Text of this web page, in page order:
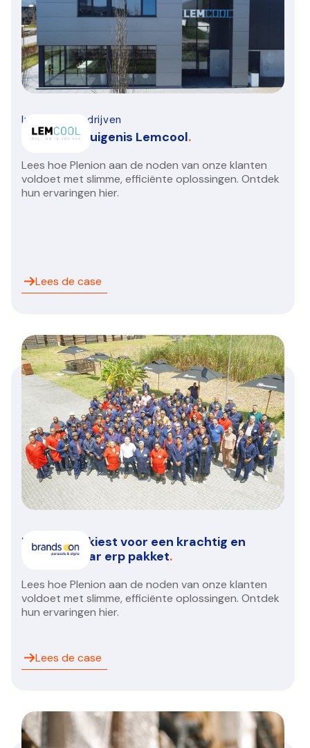
Installatiebedrijven
Klantengetuigenis Lemcool.
Lees hoe Plenion aan de noden van onze klanten
voldoet met slimme, efficiënte oplossingen. Ontdek
hun ervaringen hier.
Lees de case
Brands On kiest voor een krachtig en
betrouwbaar erp pakket.
Lees hoe Plenion aan de noden van onze klanten
voldoet met slimme, efficiënte oplossingen. Ontdek
hun ervaringen hier.
Lees de case